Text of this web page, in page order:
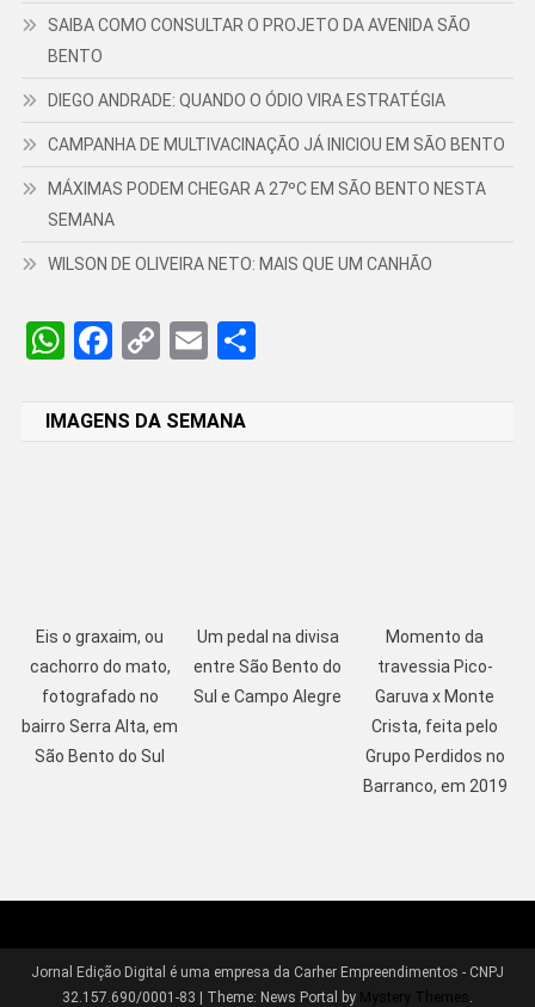
SAIBA COMO CONSULTAR O PROJETO DA AVENIDA SÃO
BENTO
DIEGO ANDRADE: QUANDO O ÓDIO VIRA ESTRATÉGIA
CAMPANHA DE MULTIVACINAÇÃO JÁ INICIOU EM SÃO BENTO
MÁXIMAS PODEM CHEGAR A 27ºC EM SÃO BENTO NESTA
SEMANA
WILSON DE OLIVEIRA NETO: MAIS QUE UM CANHÃO
WhatsApp
Facebook
CopyEmailShare
IMAGENS DA SEMANA
Eis o graxaim, ou
cachorro do mato,
fotografado no
bairro Serra Alta, em
São Bento do Sul
Um pedal na divisa
entre São Bento do
Sul e Campo Alegre
Momento da
travessia Pico-
Garuva x Monte
Crista, feita pelo
Grupo Perdidos no
Barranco, em 2019
Jornal Edição Digital é uma empresa da Carher Empreendimentos - CNPJ
32.157.690/0001-83 | Theme: News Portal by Mystery Themes .